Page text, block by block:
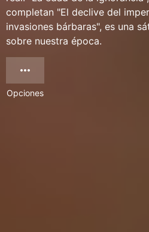
completan "El declive del
invasiones bárbaras", es una
sobre nuestra época.
Opciones